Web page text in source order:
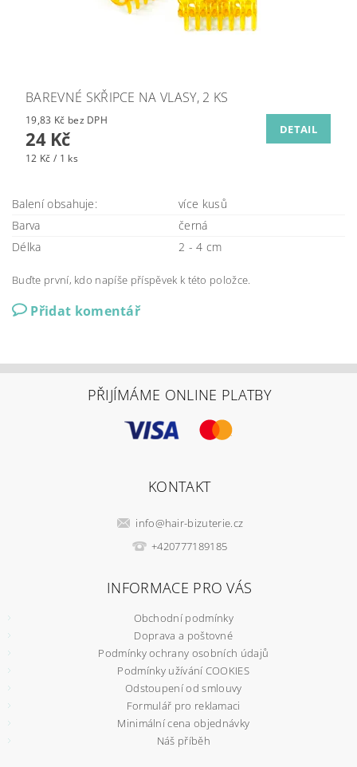
BAREVNÉ SKŘIPCE NA VLASY, 2 KS
19,83 Kč bez DPH
24 Kč
12 Kč / 1 ks
DETAIL
Balení obsahuje:
více kusů
Barva
černá
Délka
2 - 4 cm
Buďte první, kdo napíše příspěvek k této položce.
Přidat komentář
PŘIJÍMÁME ONLINE PLATBY
KONTAKT
info@hair-bizuterie.cz
+420777189185
INFORMACE PRO VÁS
Obchodní podmínky
Doprava a poštovné
Podmínky ochrany osobních údajů
Podmínky užívání COOKIES
Odstoupení od smlouvy
Formulář pro reklamaci
Minimální cena objednávky
Náš příběh